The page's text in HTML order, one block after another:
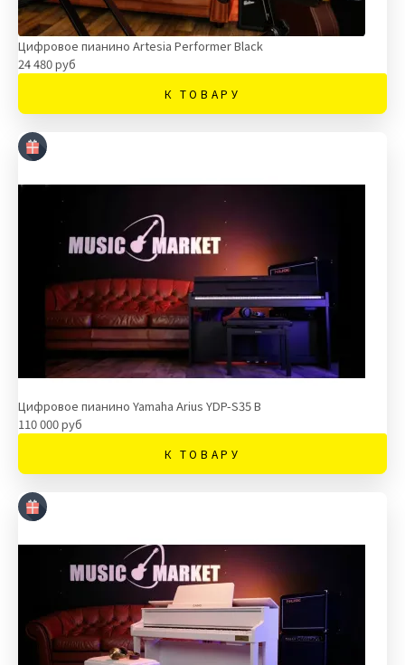
Цифровое пианино Artesia Performer Black
24 480 руб
К ТОВАРУ
Цифровое пианино Yamaha Arius YDP-S35 B
110 000 руб
К ТОВАРУ